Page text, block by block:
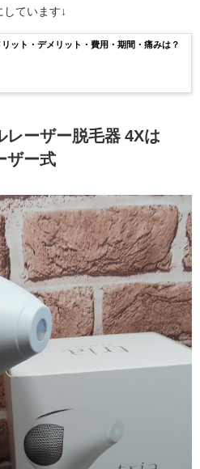
ています↓
ット・デメリット・費用・期間・痛みは？
レーザー脱毛器 4Xは
ザー式